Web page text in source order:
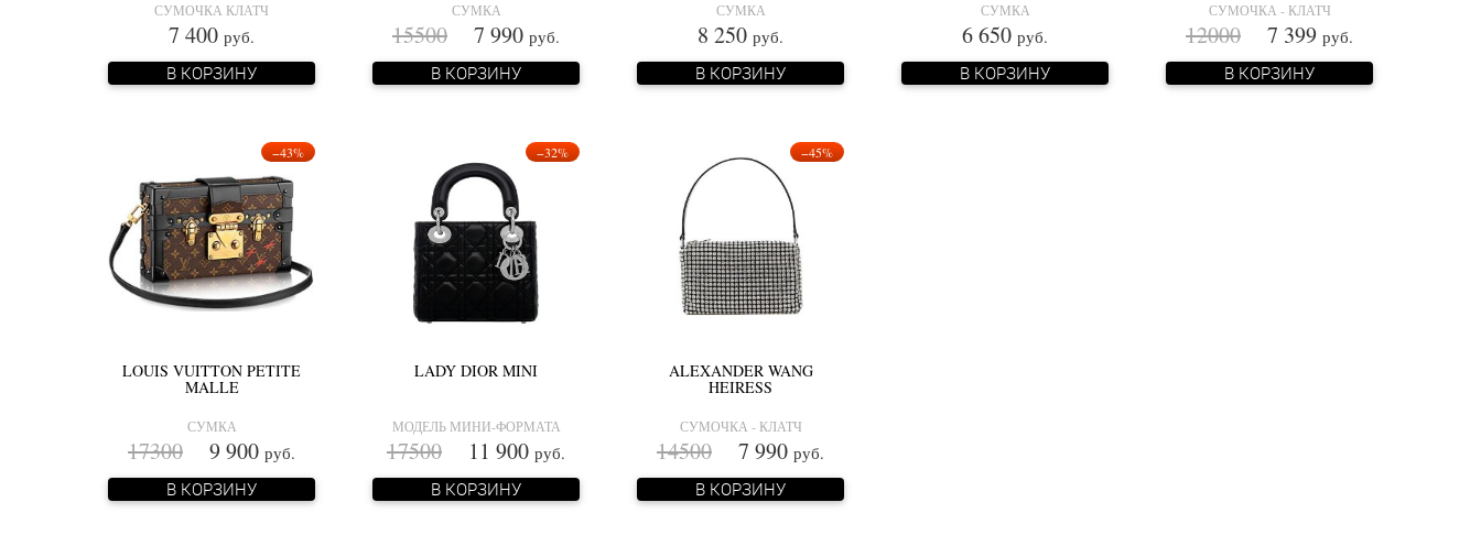
СУМОЧКА КЛАТЧ
7 400 руб.
В КОРЗИНУ
СУМКА
15500 7 990 руб.
В КОРЗИНУ
СУМКА
8 250 руб.
В КОРЗИНУ
СУМКА
6 650 руб.
В КОРЗИНУ
СУМОЧКА - КЛАТЧ
12000 7 399 руб.
В КОРЗИНУ
−43%
LOUIS VUITTON PETITE
MALLE
СУМКА
17300 9 900 руб.
В КОРЗИНУ
−32%
LADY DIOR MINI
МОДЕЛЬ МИНИ-ФОРМАТА
17500 11 900 руб.
В КОРЗИНУ
−45%
ALEXANDER WANG
HEIRESS
СУМОЧКА - КЛАТЧ
14500 7 990 руб.
В КОРЗИНУ